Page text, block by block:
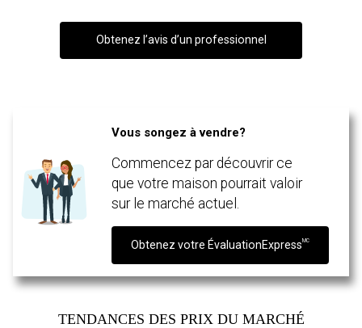
vous nous fournissez l'autorisation écrite de communiquer avec vous.
Obtenez l’avis d’un professionnel
Vous songez à vendre?
Commencez par découvrir ce
que votre maison pourrait valoir
sur le marché actuel.
Obtenez votre ÉvaluationExpressMC
TENDANCES DES PRIX DU MARCHÉ